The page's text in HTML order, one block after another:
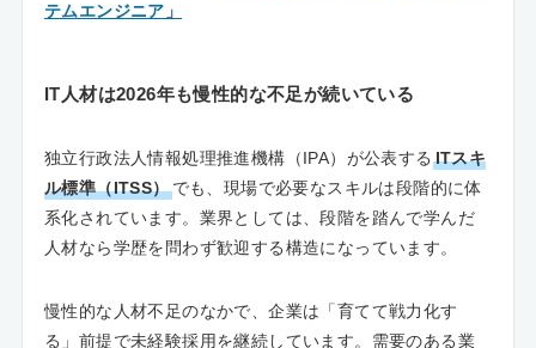
テムエンジニア」
IT人材は2026年も慢性的な不足が続いている
独立行政法人情報処理推進機構（IPA）が公表する ITスキ
ル標準（ITSS）でも、現場で必要なスキルは段階的に体
系化されています。業界としては、段階を踏んで学んだ
人材なら学歴を問わず歓迎する構造になっています。
慢性的な人材不足のなかで、企業は「育てて戦力化す
る」前提で未経験採用を継続しています。需要のある業